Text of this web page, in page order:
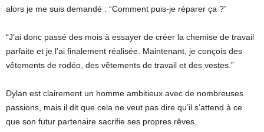
alors je me suis demandé : “Comment puis-je réparer ça ?”
“J’ai donc passé des mois à essayer de créer la chemise de travail
parfaite et je l’ai finalement réalisée. Maintenant, je conçois des
vêtements de rodéo, des vêtements de travail et des vestes.”
Dylan est clairement un homme ambitieux avec de nombreuses
passions, mais il dit que cela ne veut pas dire qu’il s’attend à ce
que son futur partenaire sacrifie ses propres rêves.